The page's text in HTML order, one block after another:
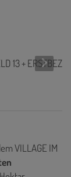
VILLAGE IM